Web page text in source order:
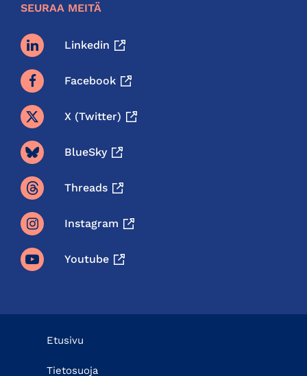
SEURAA MEITÄ
Linkedin
Facebook
X (twitter)
BlueSky
Threads
Instagram
Youtube
Etusivu
Tietosuoja